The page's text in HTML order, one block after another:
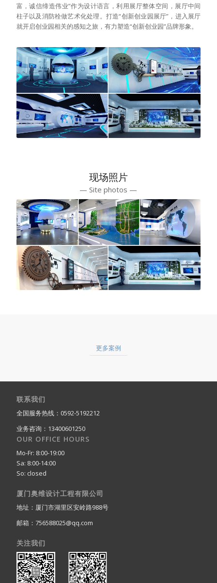
富，诚信缔造伟业”作为设计语言，利用展厅整体空间，展厅中间
柱子以及消防栓做艺术化处理。打造“创新创业园展厅”，进入展厅
就开启创业园相关的感知之旅，有力塑造“创新创业园”品牌形象。
现场照片
— Site photos —
更多案例
联系我们
全国服务热线：0592-5192212
业务咨询：13400601250
OUR OFFICE HOURS
Mo-Fr: 8:00-19:00
Sa: 8:00-14:00
So: closed
厦门奥维设计工程有限公司
地址：厦门市湖里区安岭路988号
邮箱：756588025@qq.com
关注我们